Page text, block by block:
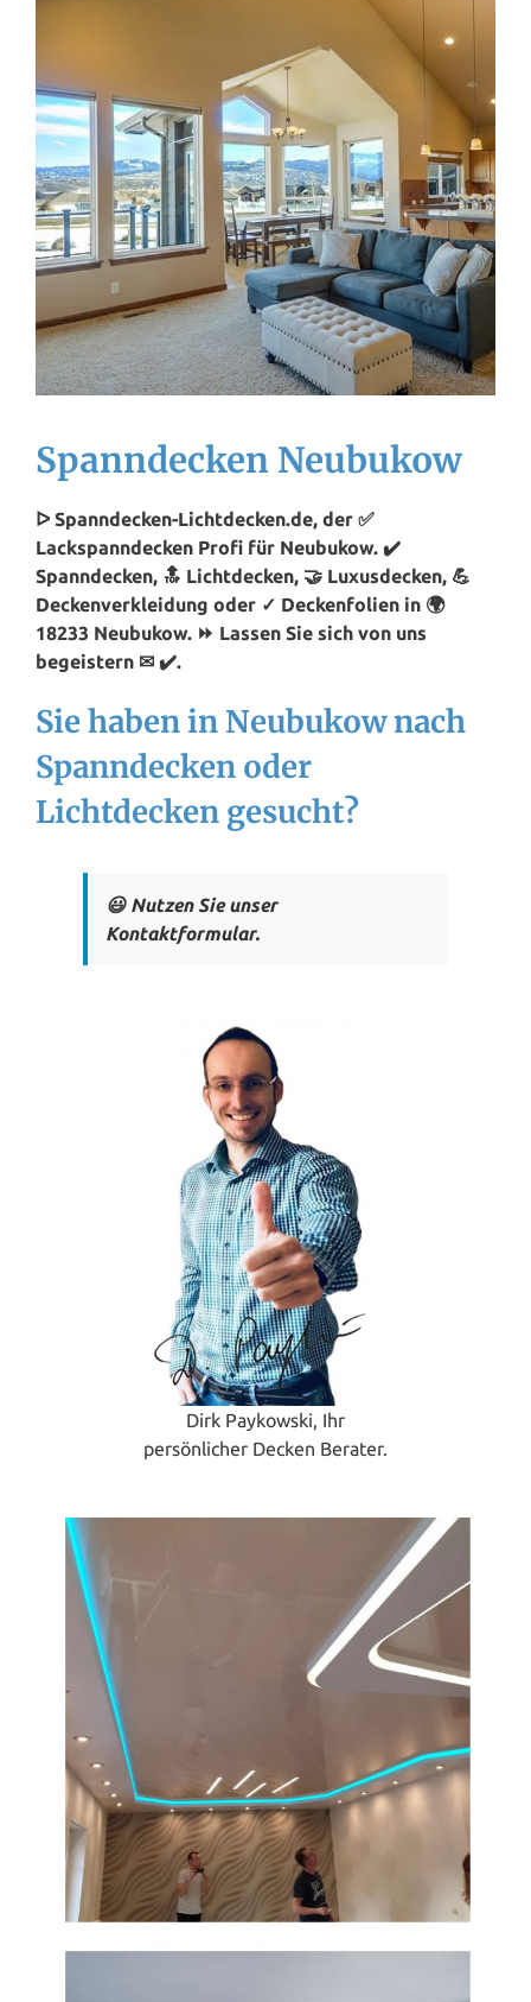
Spanndecken Neubukow
ᐅ Spanndecken-Lichtdecken.de, der ✅
Lackspanndecken Profi für Neubukow. ✔️
Spanndecken, 🔝 Lichtdecken, 🤝 Luxusdecken, 💪
Deckenverkleidung oder ✓ Deckenfolien in 🌍
18233 Neubukow. ⏩ Lassen Sie sich von uns
begeistern ✉ ✔️.
Sie haben in Neubukow nach
Spanndecken oder
Lichtdecken gesucht?
😃 Nutzen Sie unser
Kontaktformular.
Dirk Paykowski, Ihr
persönlicher Decken Berater.